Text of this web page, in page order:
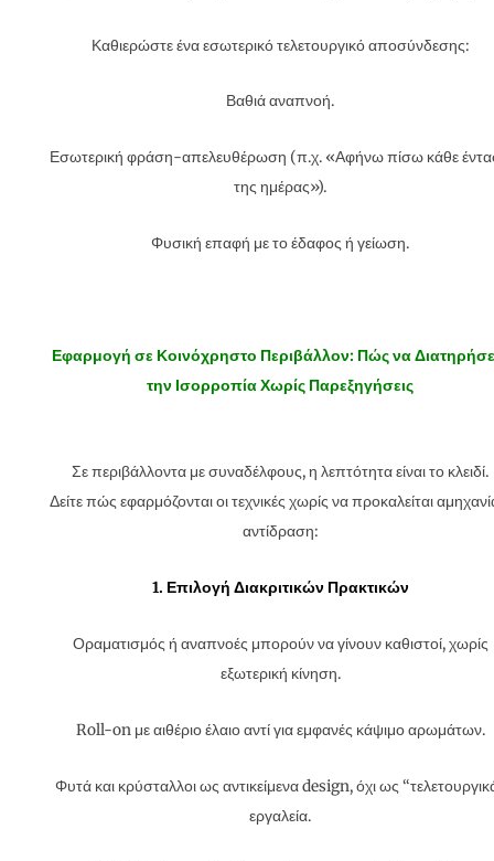
Καθιερώστε ένα εσωτερικό τελετουργικό αποσύνδεσης:
Βαθιά αναπνοή.
Εσωτερική φράση-απελευθέρωση (π.χ. «Αφήνω πίσω κάθε
της ημέρας»).
Φυσική επαφή με το έδαφος ή γείωση.
Εφαρμογή σε Κοινόχρηστο Περιβάλλον: Πώς να
την Ισορροπία Χωρίς Παρεξηγήσεις
Σε περιβάλλοντα με συναδέλφους, η λεπτότητα είναι το κλειδί.
Δείτε πώς εφαρμόζονται οι τεχνικές χωρίς να προκαλείται
αντίδραση:
1. Επιλογή Διακριτικών Πρακτικών
Οραματισμός ή αναπνοές μπορούν να γίνουν καθιστοί, χωρίς
εξωτερική κίνηση.
Roll-on με αιθέριο έλαιο αντί για εμφανές κάψιμο αρωμάτων.
Φυτά και κρύσταλλοι ως αντικείμενα design, όχι ως
εργαλεία.